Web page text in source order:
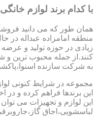
با کدام برند لوازم
همان طور که می دانید
منطقه امامزاده عبداله در
زیادی در حوزه تولید و
کنند.از جمله محبوب ترین و
به شرکت سازنده
مجموعه در شرایط کنونی
این برندها فراهم کرده و در
این لوازم و تجهیزات می
لباسشویی،اجاق